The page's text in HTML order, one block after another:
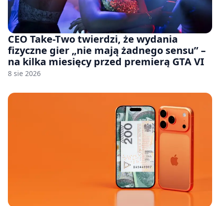
CEO Take-Two twierdzi, że wydania
fizyczne gier „nie mają żadnego sensu” –
na kilka miesięcy przed premierą GTA VI
8 sie 2026